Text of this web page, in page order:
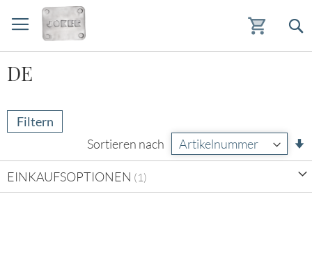
Inhalt
DE
Sortieren nach
Filtern
EINKAUFSOPTIONEN